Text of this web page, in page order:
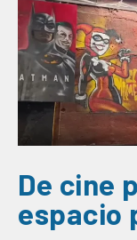
De cine
espacio